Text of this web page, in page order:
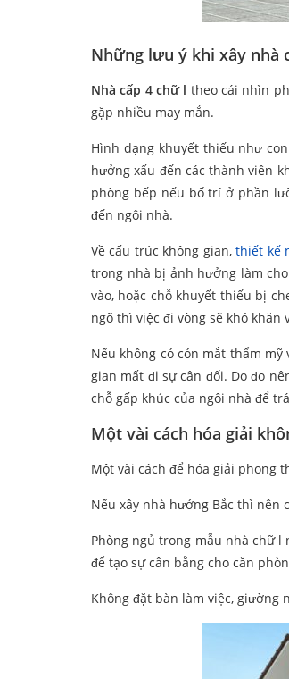
Những lưu ý khi xây nhà
Nhà cấp 4 chữ l theo cái nhìn
gặp nhiều may mắn.
Hình dạng khuyết thiếu như
hưởng xấu đến các thành viên
phòng bếp nếu bố trí ở phần
đến ngôi nhà.
Về cấu trúc không gian,thiết kế
trong nhà bị ảnh hưởng làm
vào, hoặc chỗ khuyết thiếu bị
ngõ thì việc đi vòng sẽ khó
Nếu không có cón mắt thẩm
gian mất đi sự cân đối. Do đo
chỗ gấp khúc của ngôi nhà để
Một vài cách hóa giải
Một vài cách để hóa giải phong
Nếu xây nhà hướng Bắc thì nên
Phòng ngủ trong mẫu nhà chữ l
để tạo sự cân bằng cho căn
Không đặt bàn làm việc, giường